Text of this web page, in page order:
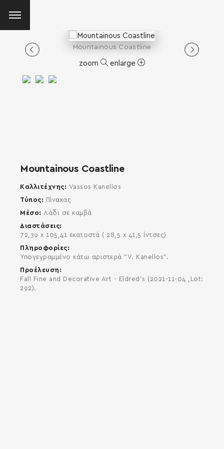
Mountainous Coastline
zoom enlarge
Mountainous Coastline
Καλλιτέχνης
Vassos Kanellos
Τύπος
Πίνακας
Μέσο
Λάδι σε καμβά
Διαστάσεις
72,39 x 105,41 εκατοστά ( 28,5 x 41,5 ίντσες)
Πληροφορίες
Υπογεγραμμένο κάτω αριστερά "V. Kanellos".
Προέλευση
Fall Fine and Decorative Art - Eldred's (2021-11-04 ,Lot:
292).